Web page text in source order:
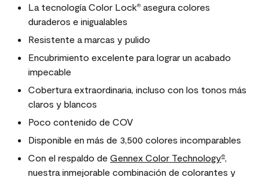
La tecnología Color Lock® asegura colores
duraderos e inigualables
Resistente a marcas y pulido
Encubrimiento excelente para lograr un acabado
impecable
Cobertura extraordinaria, incluso con los tonos más
claros y blancos
Poco contenido de COV
Disponible en más de 3,500 colores incomparables
Con el respaldo de Gennex Color Technology®,
nuestra inmejorable combinación de colorantes y